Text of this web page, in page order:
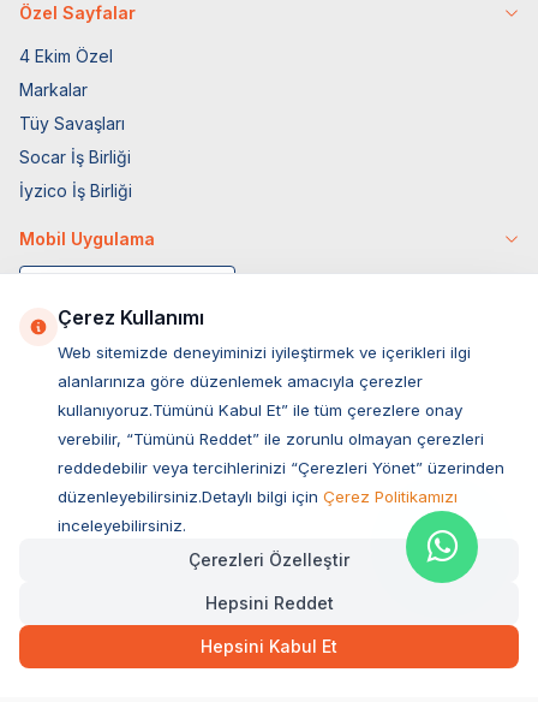
Özel Sayfalar
4 Ekim Özel
Markalar
Tüy Savaşları
Socar İş Birliği
İyzico İş Birliği
Mobil Uygulama
Müşteri Hizmetleri
Sıkça Sorulan Sorular
Ovacık Mah. Hacıoğlu Sok. No:13 Başiskele / KOCAELİ
Müşteri Destek Hattı
Çerez Kullanımı
Web sitemizde deneyiminizi iyileştirmek ve içerikleri ilgi
alanlarınıza göre düzenlemek amacıyla çerezler
kullanıyoruz.Tümünü Kabul Et” ile tüm çerezlere onay
verebilir, “Tümünü Reddet” ile zorunlu olmayan çerezleri
reddedebilir veya tercihlerinizi “Çerezleri Yönet” üzerinden
düzenleyebilirsiniz.Detaylı bilgi için Çerez Politikamızı
inceleyebilirsiniz.
Çerezleri Özelleştir
Hepsini Reddet
Hepsini Kabul Et